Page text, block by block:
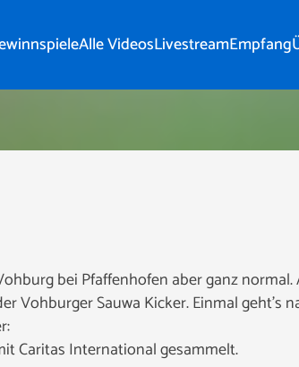
Alle VideosLivestreamEmpfang
bei Pfaffenhofen aber ganz normal.
Vohburger Sauwa Kicker. Einmal geht’s
Caritas International gesammelt.